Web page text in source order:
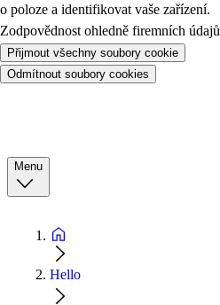
o poloze a identifikovat vaše zařízení.
Zodpovědnost ohledně firemních údajů
Přijmout všechny soubory cookie
Odmítnout soubory cookies
Menu
Hello